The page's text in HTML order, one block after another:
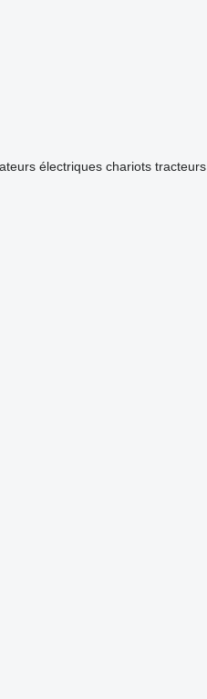
électriques chariots tracteurs